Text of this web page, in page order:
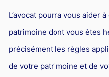
L’avocat pourra vous aider
patrimoine dont vous êtes
précisément les règles
de votre patrimoine et de